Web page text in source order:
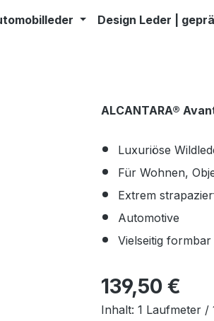
Design Leder |
ALCANTARA®
Luxuriöse
Für Wohnen,
Extrem
Automotive
Vielseitig
Regulärer Preis:
139,50 €
Inhalt: 1 Laufmeter /